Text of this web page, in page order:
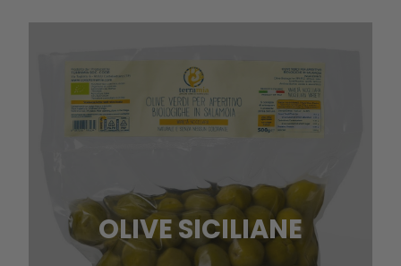
OLIVE SICILIANE